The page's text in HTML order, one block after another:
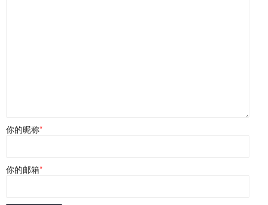
你的昵称*
你的邮箱*